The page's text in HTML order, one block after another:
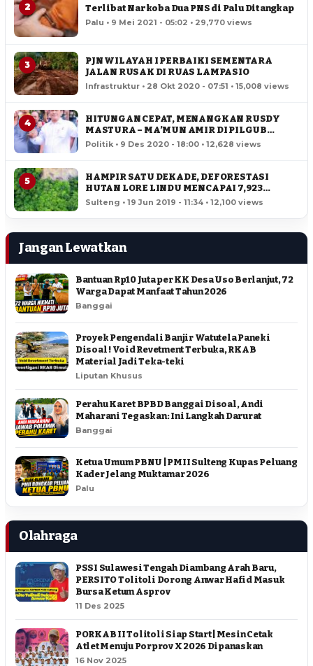
2 Terlibat Narkoba Dua PNS di Palu Ditangkap
Palu • 9 Mei 2021 - 05:02 • 29,770 views
3
PJN WILAYAH I PERBAIKI SEMENTARA
JALAN RUSAK DI RUAS LAMPASIO
Infrastruktur • 28 Okt 2020 - 07:51 • 15,008 views
4
HITUNGAN CEPAT, MENANGKAN RUSDY
MASTURA – MA’MUN AMIR DI PILGUB
SULTENG
Politik • 9 Des 2020 - 18:00 • 12,628 views
5
HAMPIR SATU DEKADE, DEFORESTASI
HUTAN LORE LINDU MENCAPAI 7,923
HEKTAR
Sulteng • 19 Jun 2019 - 11:34 • 12,100 views
Jangan Lewatkan
Bantuan Rp10 Juta per KK Desa Uso Berlanjut, 72
Warga Dapat Manfaat Tahun 2026
Banggai
Proyek Pengendali Banjir Watutela Paneki
Disoal ! Void Revetment Terbuka, RKAB
Material Jadi Teka-teki
Liputan Khusus
Perahu Karet BPBD Banggai Disoal, Andi
Maharani Tegaskan: Ini Langkah Darurat
Banggai
Ketua Umum PBNU | PMII Sulteng Kupas Peluang
Kader Jelang Muktamar 2026
Palu
Olahraga
PSSI Sulawesi Tengah Diambang Arah Baru,
PERSITO Tolitoli Dorong Anwar Hafid Masuk
Bursa Ketum Asprov
11 Des 2025
PORKAB II Tolitoli Siap Start | Mesin Cetak
Atlet Menuju Porprov X 2026 Dipanaskan
16 Nov 2025